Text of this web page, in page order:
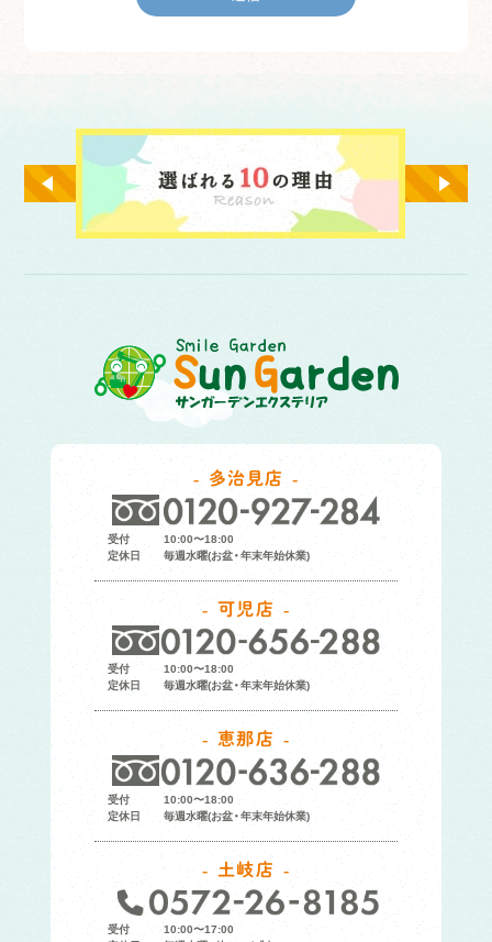
多治見店
受付
10:00〜18:00
定休日
毎週水曜(お盆・年末年始休業)
可児店
受付
10:00〜18:00
定休日
毎週水曜(お盆・年末年始休業)
恵那店
受付
10:00〜18:00
定休日
毎週水曜(お盆・年末年始休業)
土岐店
受付
10:00〜17:00